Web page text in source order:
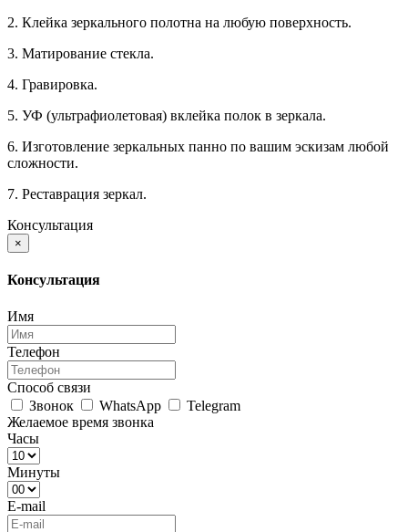
2. Клейка зеркального полотна на любую поверхность.
3. Матирование стекла.
4. Гравировка.
5. УФ (ультрафиолетовая) вклейка полок в зеркала.
6. Изготовление зеркальных панно по вашим эскизам любой
сложности.
7. Реставрация зеркал.
Консультация
×
Консультация
Имя
Телефон
Способ связи
Звонок
WhatsApp
Telegram
Желаемое время звонка
Часы
Минуты
E-mail